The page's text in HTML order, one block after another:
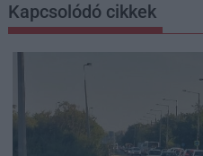
Kapcsolódó cikkek